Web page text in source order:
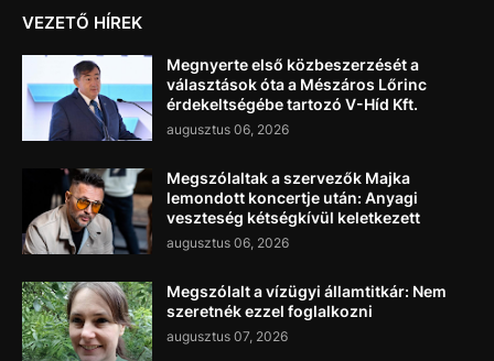
VEZETŐ HÍREK
Megnyerte első közbeszerzését a
választások óta a Mészáros Lőrinc
érdekeltségébe tartozó V-Híd Kft.
augusztus 06, 2026
Megszólaltak a szervezők Majka
lemondott koncertje után: Anyagi
veszteség kétségkívül keletkezett
augusztus 06, 2026
Megszólalt a vízügyi államtitkár: Nem
szeretnék ezzel foglalkozni
augusztus 07, 2026